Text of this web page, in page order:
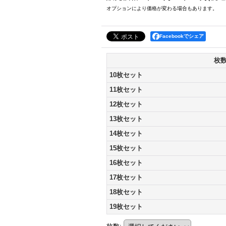
オプションにより価格が変わる場合もあります。
Facebookでシェア
枚
10枚セット
11枚セット
12枚セット
13枚セット
14枚セット
15枚セット
16枚セット
17枚セット
18枚セット
19枚セット